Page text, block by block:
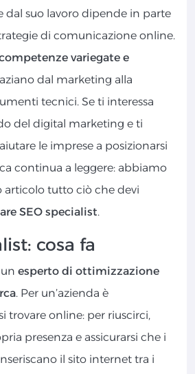
dal suo lavoro dipende in parte
di comunicazione online.
variegate e
dal marketing alla
tecnici. Se ti interessa
del digital marketing e ti
le imprese a posizionarsi
continua a leggere: abbiamo
articolo tutto ciò che devi
SEO specialist.
cosa fa
esperto di ottimizzazione
. Per un’azienda è
trovare online: per riuscirci,
presenza e assicurarsi che i
il sito internet tra i